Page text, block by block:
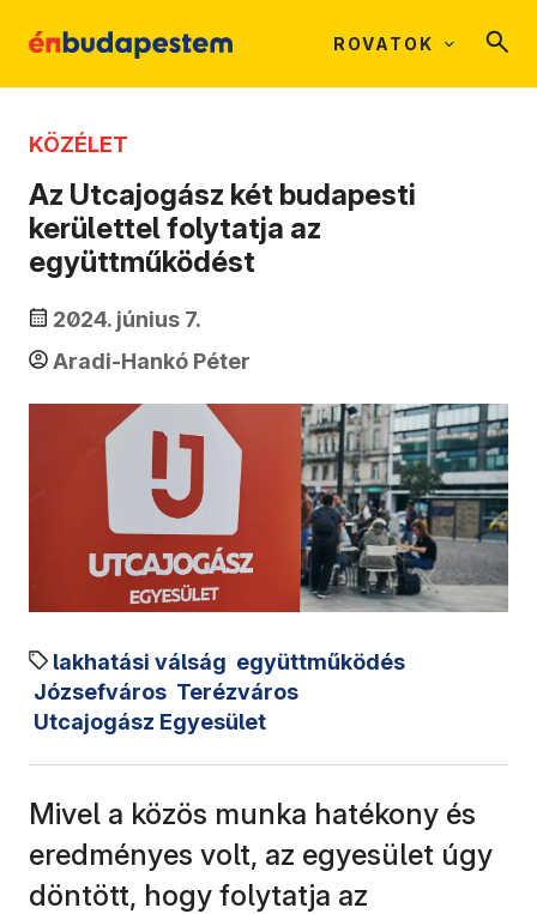
ROVATOK
KÖZÉLET
Az Utcajogász két budapesti
kerülettel folytatja az
együttműködést
2024. június 7.
Aradi-Hankó Péter
lakhatási válság együttműködés
Józsefváros Terézváros
Utcajogász Egyesület
Mivel a közös munka hatékony és
eredményes volt, az egyesület úgy
döntött, hogy folytatja az